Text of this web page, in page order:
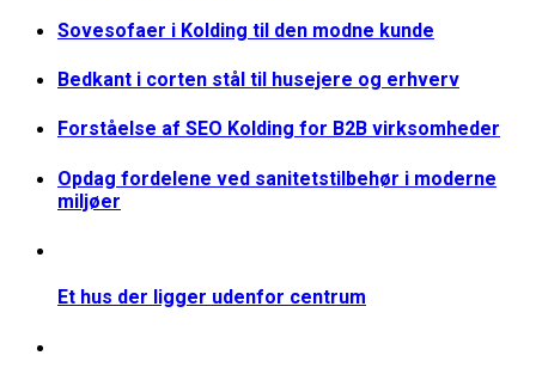
Sovesofaer i Kolding til den modne kunde
Bedkant i corten stål til husejere og erhverv
Forståelse af SEO Kolding for B2B virksomheder
Opdag fordelene ved sanitetstilbehør i moderne
miljøer
Et hus der ligger udenfor centrum